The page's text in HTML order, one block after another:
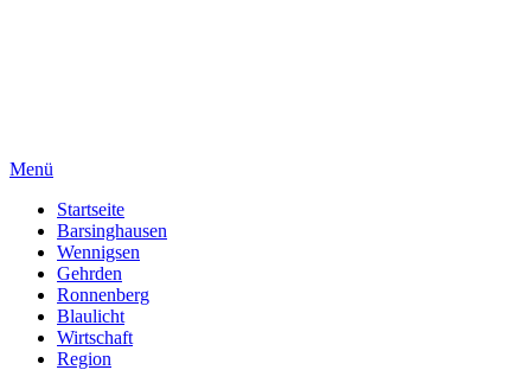
Menü
Startseite
Barsinghausen
Wennigsen
Gehrden
Ronnenberg
Blaulicht
Wirtschaft
Region